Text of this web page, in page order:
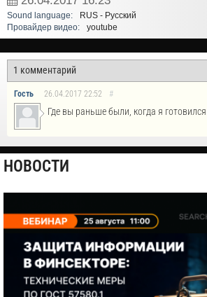
Sound language:
RUS - Русский
Провайдер видео:
youtube
Гость 26.04.2017 22:52 #
Где вы раньше были, когда я
НОВОСТИ